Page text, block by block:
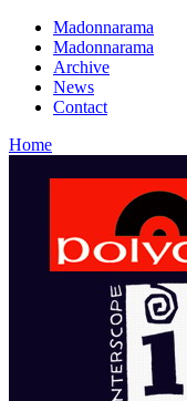
Madonnarama
Madonnarama
Archive
News
Contact
Home